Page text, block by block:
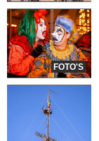
FOTO'S